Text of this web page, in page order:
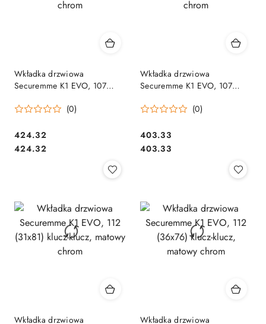
Wkładka drzwiowa
Securemme K1 EVO, 107
chrom
(0)
Cena:
424.32
Cena:
424.32
Wkładka drzwiowa
Securemme K1 EVO, 107
chrom
(0)
Cena:
403.33
Cena:
403.33
Wkładka drzwiowa Wkładka drzwiowa